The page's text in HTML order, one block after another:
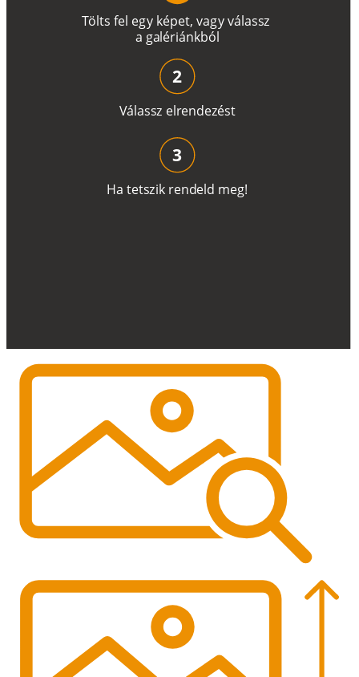
Tölts fel egy képet, vagyválassz
a galériánkból
Válassz elrendezést
2
Ha tetszik rendeld meg!
3